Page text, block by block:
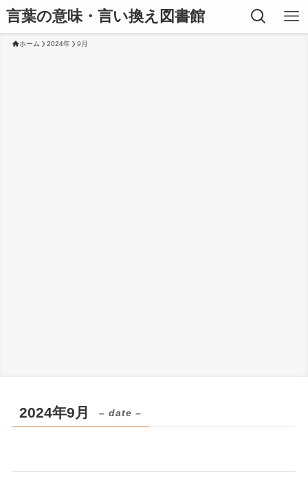
言葉の意味・言い換え図書館
ホーム 2024年 9月
2024年9月 – date –